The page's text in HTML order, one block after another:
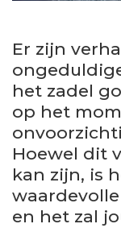
Er zijn
het zadel
op het
Hoewel dit
kan zijn, is
en het zal